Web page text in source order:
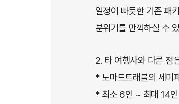
일정이 빠듯한 기존 패
분위기를 만끽하실 수
2. 타 여행사와 다른 점
* 노마드트래블의 세미
* 최소 6인 ~ 최대 14